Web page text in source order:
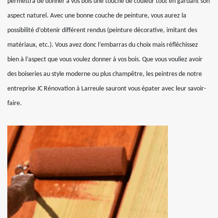
aspect naturel. Avec une bonne couche de peinture, vous aurez la
possibilité d’obtenir différent rendus (peinture décorative, imitant des
matériaux, etc.). Vous avez donc l’embarras du choix mais réfléchissez
bien à l’aspect que vous voulez donner à vos bois. Que vous vouliez avoir
des boiseries au style moderne ou plus champêtre, les peintres de notre
entreprise JC Rénovation à Larreule sauront vous épater avec leur savoir-
faire.